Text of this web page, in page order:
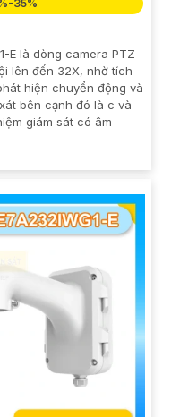
35%
E là dòng camera PTZ
lên đến 32X, nhờ tích
hiện chuyển động và
bên cạnh đó là c và
giám sát có âm